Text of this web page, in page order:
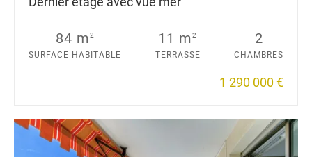
84 m2
SURFACE HABITABLE
11 m2
TERRASSE
2
CHAMBRES
1 290 000 €